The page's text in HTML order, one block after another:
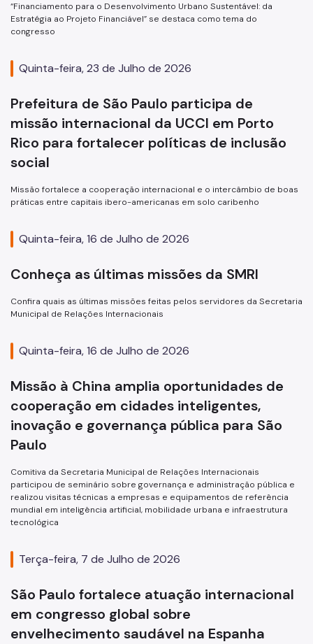
“Financiamento para o Desenvolvimento Urbano Sustentável: da
Estratégia ao Projeto Financiável” se destaca como tema do
congresso
Quinta-feira, 23 de Julho de 2026
Prefeitura de São Paulo participa de
missão internacional da UCCI em Porto
Rico para fortalecer políticas de inclusão
social
Missão fortalece a cooperação internacional e o intercâmbio de boas
práticas entre capitais ibero-americanas em solo caribenho
Quinta-feira, 16 de Julho de 2026
Conheça as últimas missões da SMRI
Confira quais as últimas missões feitas pelos servidores da Secretaria
Municipal de Relações Internacionais
Quinta-feira, 16 de Julho de 2026
Missão à China amplia oportunidades de
cooperação em cidades inteligentes,
inovação e governança pública para São
Paulo
Comitiva da Secretaria Municipal de Relações Internacionais
participou de seminário sobre governança e administração pública e
realizou visitas técnicas a empresas e equipamentos de referência
mundial em inteligência artificial, mobilidade urbana e infraestrutura
tecnológica
Terça-feira, 7 de Julho de 2026
São Paulo fortalece atuação internacional
em congresso global sobre
envelhecimento saudável na Espanha